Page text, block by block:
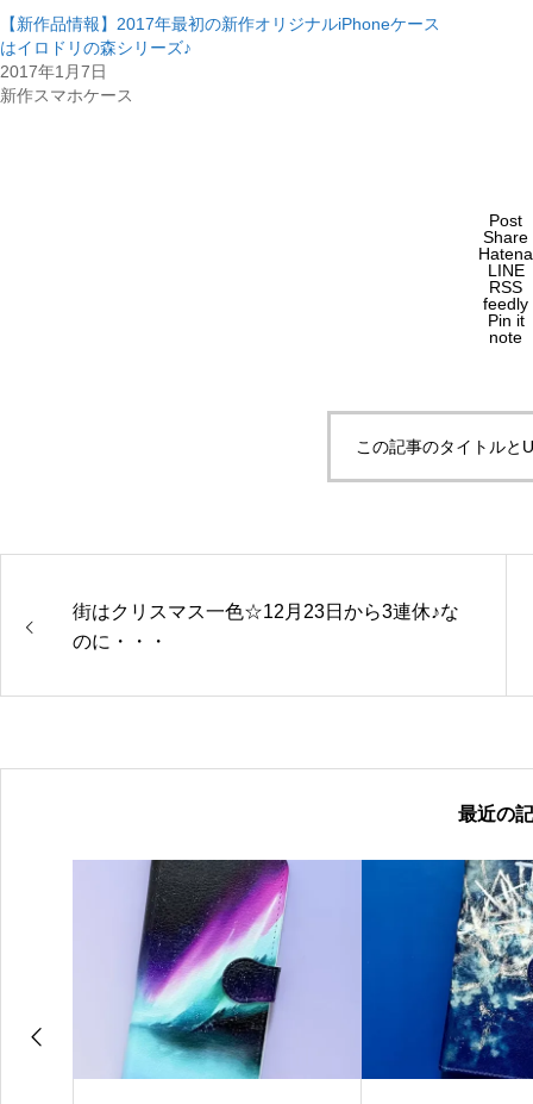
【新作品情報】2017年最初の新作オリジナルiPhoneケース
はイロドリの森シリーズ♪
2017年1月7日
新作スマホケース
Post
Share
Hatena
LINE
RSS
feedly
Pin it
note
この記事のタイトルと
街はクリスマス一色☆12月23日から3連休♪な
のに・・・
最近の